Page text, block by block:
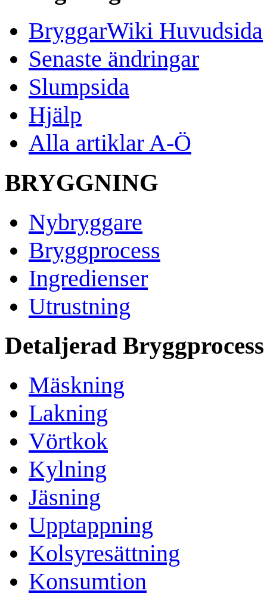
BryggarWiki Huvudsida
Senaste ändringar
Slumpsida
Hjälp
Alla artiklar A-Ö
BRYGGNING
Nybryggare
Bryggprocess
Ingredienser
Utrustning
Detaljerad Bryggprocess
Mäskning
Lakning
Vörtkok
Kylning
Jäsning
Upptappning
Kolsyresättning
Konsumtion